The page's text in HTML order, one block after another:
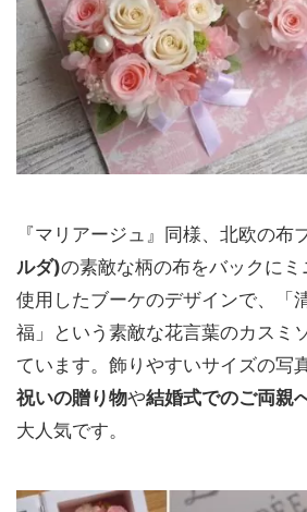
『マリアージュ』同様、北欧の布
ルダ)の素敵な柄の布をバックに
使用したブーケのデザインで、「
福」という素敵な花言葉のカスミ
ています。飾りやすいサイズの写
祝いの贈り物や結婚式でのご両親
大人気です。